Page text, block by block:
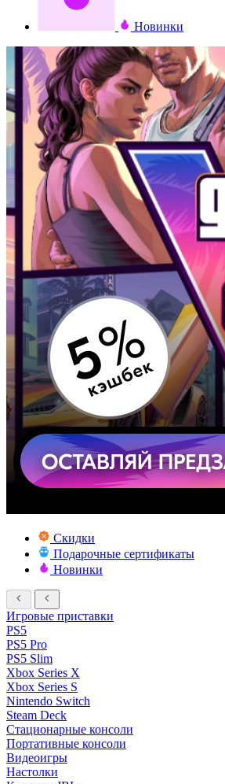
Новинки
Скидки
Подарочные сертификаты
Новинки
Игровые приставки
PS5
PS5 Pro
PS5 Slim
Xbox Series X
Xbox Series S
Nintendo Switch
Steam Deck
Стационарные консоли
Портативные консоли
Видеоигры
Настолки